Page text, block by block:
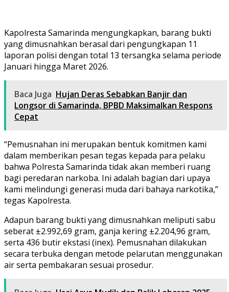
Kapolresta Samarinda mengungkapkan, barang bukti
yang dimusnahkan berasal dari pengungkapan 11
laporan polisi dengan total 13 tersangka selama periode
Januari hingga Maret 2026.
Baca Juga Hujan Deras Sebabkan Banjir dan
Longsor di Samarinda, BPBD Maksimalkan Respons
Cepat
“Pemusnahan ini merupakan bentuk komitmen kami
dalam memberikan pesan tegas kepada para pelaku
bahwa Polresta Samarinda tidak akan memberi ruang
bagi peredaran narkoba. Ini adalah bagian dari upaya
kami melindungi generasi muda dari bahaya narkotika,”
tegas Kapolresta.
Adapun barang bukti yang dimusnahkan meliputi sabu
seberat ±2.992,69 gram, ganja kering ±2.204,96 gram,
serta 436 butir ekstasi (inex). Pemusnahan dilakukan
secara terbuka dengan metode pelarutan menggunakan
air serta pembakaran sesuai prosedur.